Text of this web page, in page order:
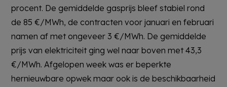
procent. De gemiddelde gasprijs bleef stabiel rond
de 85 €/MWh, de contracten voor januari en februari
namen af met ongeveer 3 €/MWh. De gemiddelde
prijs van elektriciteit ging wel naar boven met 43,3
€/MWh. Afgelopen week was er beperkte
hernieuwbare opwek maar ook is de beschikbaarheid